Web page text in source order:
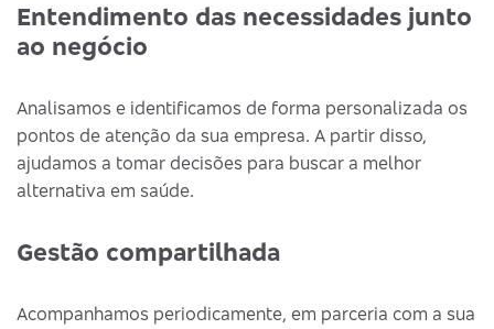
Entendimento das necessidades junto
ao negócio
Analisamos e identificamos de forma personalizada os
pontos de atenção da sua empresa. A partir disso,
ajudamos a tomar decisões para buscar a melhor
alternativa em saúde.
Gestão compartilhada
Acompanhamos periodicamente, em parceria com a sua